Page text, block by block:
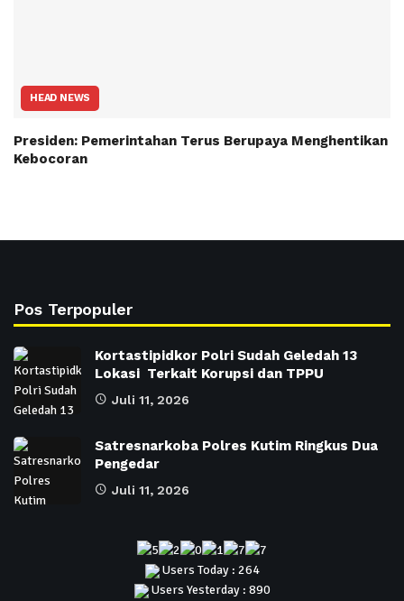
HEAD NEWS
Presiden: Pemerintahan Terus Berupaya Menghentikan
Kebocoran
Pos Terpopuler
Kortastipidkor Polri Sudah Geledah 13
Lokasi Terkait Korupsi dan TPPU
Juli 11, 2026
Satresnarkoba Polres Kutim Ringkus Dua
Pengedar
Juli 11, 2026
Users Today : 264
Users Yesterday : 890